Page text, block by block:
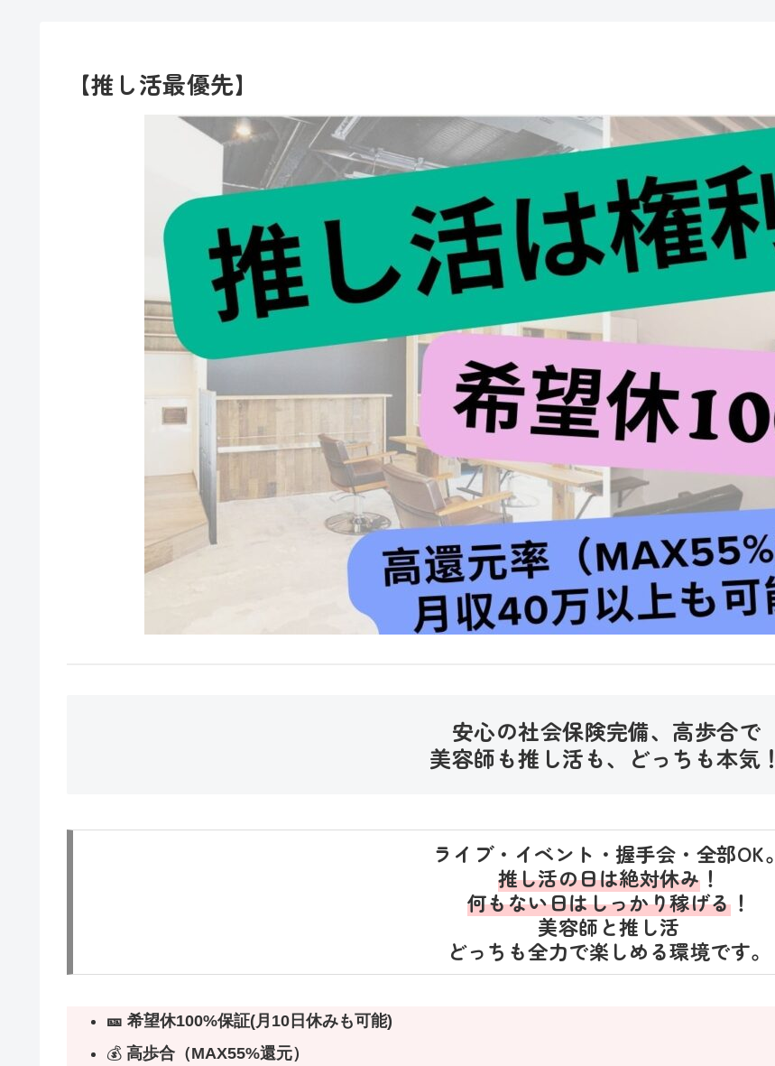
【推し活最優先】
安心の社会保険完備、高歩合で
美容師も推し活も、どっちも本気！
ライブ・イベント・握手会・全部OK。
推し活の日は絶対休み！
何もない日はしっかり稼げる！
美容師と推し活
どっちも全力で楽しめる環境です。
🎫 希望休100%保証(月10日休みも可能)
💰 高歩合（MAX55%還元）